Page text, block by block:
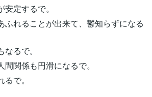
定するで。
ふれることが出来て、鬱知らずになる
るで。
関係も円滑になるで。
で。